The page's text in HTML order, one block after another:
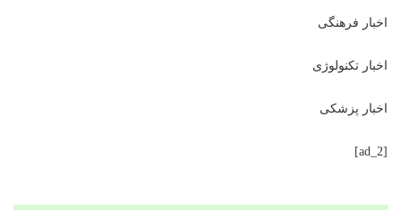
اخبار فرهنگی
اخبار تکنولوژی
اخبار پزشکی
[ad_2]